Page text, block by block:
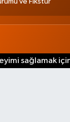
sağlamak